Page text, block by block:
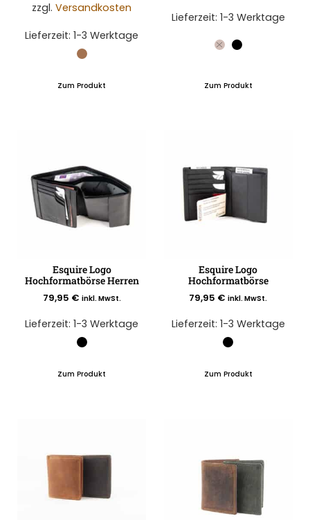
zzgl.Versandkosten
Lieferzeit:1-3 Werktage
Zum Produkt
Lieferzeit: 1-3 Werktage
Zum Produkt
Esquire Logo
Hochformatbörse Herren
79,95 € inkl. MwSt.
Lieferzeit:1-3 Werktage
Zum Produkt
Esquire Logo
Hochformatbörse
79,95 € inkl. MwSt.
Lieferzeit: 1-3 Werktage
Zum Produkt